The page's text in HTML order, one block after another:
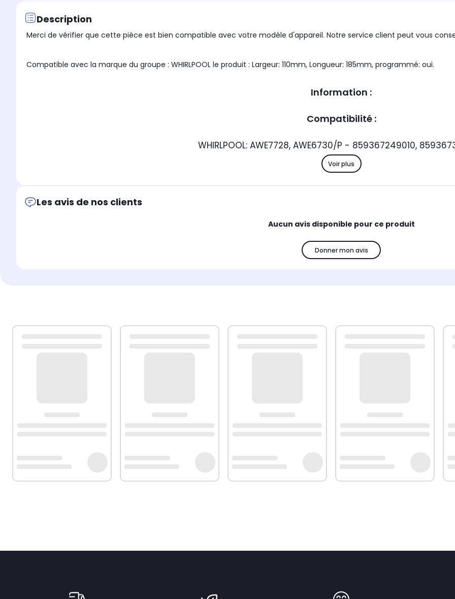
Description
Merci de vérifier que cette pièce est bien compatible avec votre modèle d'appareil. Notre service client peut vous
Compatible avec la marque du groupe : WHIRLPOOL le produit : Largeur: 110mm, Longueur: 185mm, programmé: oui.
Information :
Compatibilité :
WHIRLPOOL: AWE7728, AWE6730/P - 859367249010,
Voir plus
Les avis de nos clients
Aucun avis disponible pour ce produit
Donner mon avis